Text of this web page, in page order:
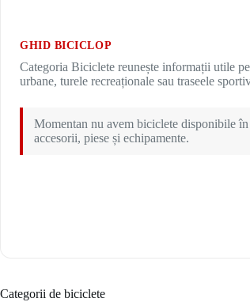
GHID BICICLOP
Categoria Biciclete reunește informații utile
urbane, turele recreaționale sau traseele
Momentan nu avem biciclete disponibile
accesorii, piese și echipamente.
Categorii de biciclete